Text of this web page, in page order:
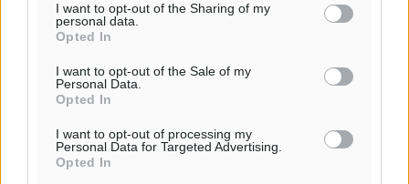
I want to opt-out of the Sharing of my
personal data.
Opted In
I want to opt-out of the Sale of my
Personal Data.
Opted In
I want to opt-out of processing my
Personal Data for Targeted Advertising.
Opted In
Σε κόκκινο συναγερμό επτά Περιφέρειες – Οι οδηγίες
της Πολιτικής Προστασίας και ο Χάρτης Πρόβλεψης
10.08.26 · 09:37
Σχολιασμός Άρθρου
Τα σχόλια εκφράζουν αποκλειστικά τον εκάστοτε